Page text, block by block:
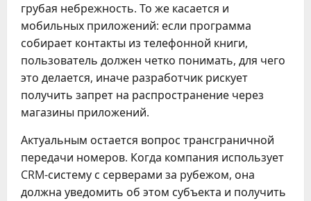
грубая небрежность. То же касается и
мобильных приложений: если программа
собирает контакты из телефонной книги,
пользователь должен четко понимать, для чего
это делается, иначе разработчик рискует
получить запрет на распространение через
магазины приложений.
Актуальным остается вопрос трансграничной
передачи номеров. Когда компания использует
CRM-систему с серверами за рубежом, она
должна уведомить об этом субъекта и получить